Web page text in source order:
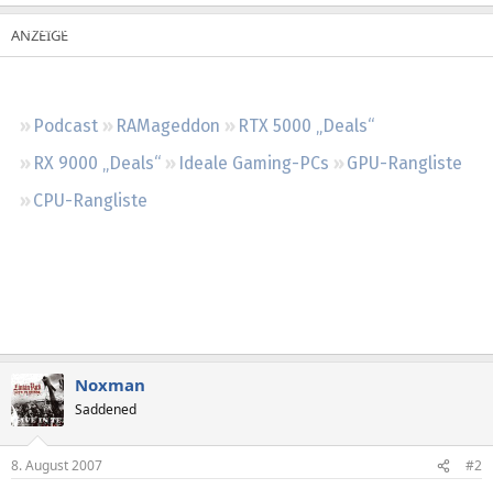
Leserartikel
Podcast RAMageddon
RTX 5000 „Deals“
RX 9000 „Deals“
Ideale Gaming-PCs
GPU-Rangliste
CPU-Rangliste
Noxman
Saddened
8. August 2007 #2